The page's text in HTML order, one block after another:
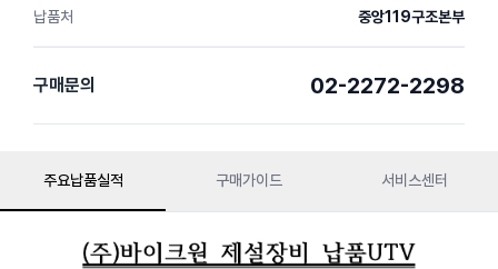
납품처 중앙119구조본부
구매문의 02-2272-2298
주요납품실적 구매가이드 서비스센터